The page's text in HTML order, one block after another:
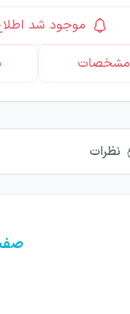
موجود شد
مشخصات
نظرات